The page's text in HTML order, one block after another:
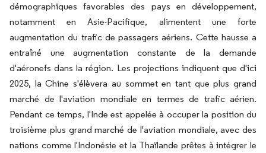
démographiques favorables des pays en développement,
notamment en Asie-Pacifique, alimentent une forte
augmentation du trafic de passagers aériens. Cette hausse a
entraîné une augmentation constante de la demande
d'aéronefs dans la région. Les projections indiquent que d'ici
2025, la Chine s'élèvera au sommet en tant que plus grand
marché de l'aviation mondiale en termes de trafic aérien.
Pendant ce temps, l'Inde est appelée à occuper la position du
troisième plus grand marché de l'aviation mondiale, avec des
nations comme l'Indonésie et la Thaïlande prêtes à intégrer le